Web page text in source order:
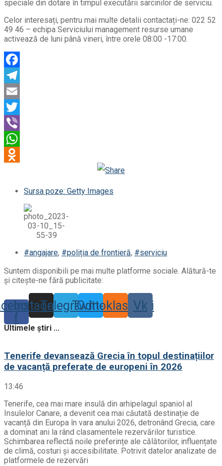
speciale din dotare în timpul executării sarcinilor de serviciu.
Celor interesați, pentru mai multe detalii contactați-ne: 022 52
49 46 – echipa Serviciului management resurse umane
activează de luni până vineri, între orele 08:00 -17:00.
Odnoklassniki
Sursa poze: Getty Images
#angajare, #poliția de frontieră, #serviciu
Suntem disponibili pe mai multe platforme sociale. Alătură-te
și citește-ne fără publicitate:
f
Instagram
TelegramTwitter
Odnoklassniki
Vk
Ultimele știri ...
Tenerife devansează Grecia în topul destinațiilor
de vacanță preferate de europeni în 2026
13:46
Tenerife, cea mai mare insulă din arhipelagul spaniol al
Insulelor Canare, a devenit cea mai căutată destinație de
vacanță din Europa în vara anului 2026, detronând Grecia, care
a dominat ani la rând clasamentele rezervărilor turistice.
Schimbarea reflectă noile preferințe ale călătorilor, influențate
de climă, costuri și accesibilitate. Potrivit datelor analizate de
platformele de rezervări